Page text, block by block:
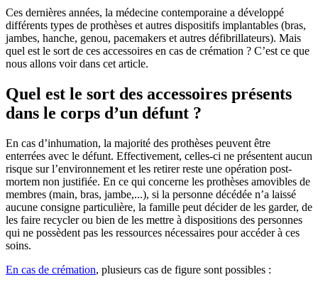
Ces dernières années, la médecine contemporaine a développé
différents types de prothèses et autres dispositifs implantables (bras,
jambes, hanche, genou, pacemakers et autres défibrillateurs). Mais
quel est le sort de ces accessoires en cas de crémation ? C’est ce que
nous allons voir dans cet article.
Quel est le sort des accessoires présents
dans le corps d’un défunt ?
En cas d’inhumation, la majorité des prothèses peuvent être
enterrées avec le défunt. Effectivement, celles-ci ne présentent aucun
risque sur l’environnement et les retirer reste une opération post-
mortem non justifiée. En ce qui concerne les prothèses amovibles de
membres (main, bras, jambe,...), si la personne décédée n’a laissé
aucune consigne particulière, la famille peut décider de les garder, de
les faire recycler ou bien de les mettre à dispositions des personnes
qui ne possèdent pas les ressources nécessaires pour accéder à ces
soins.
En cas de crémation, plusieurs cas de figure sont possibles :